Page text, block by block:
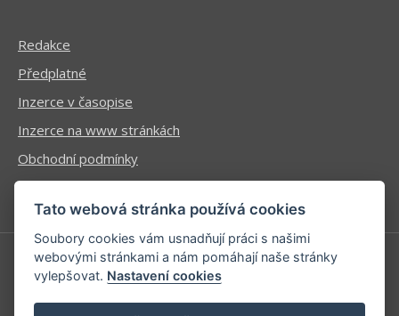
Redakce
Předplatné
Inzerce v časopise
Inzerce na www stránkách
Obchodní podmínky
Ochrana osobních údajů
Příhlášení | Registrace
Kontaktní informace
Tato webová stránka používá cookies
Soubory cookies vám usnadňují práci s našimi
webovými stránkami a nám pomáhají naše stránky
vylepšovat. Nastavení cookies